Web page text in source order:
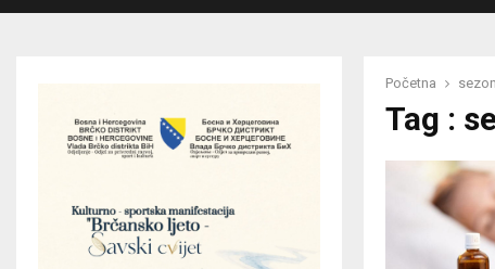
Početna
Tag :